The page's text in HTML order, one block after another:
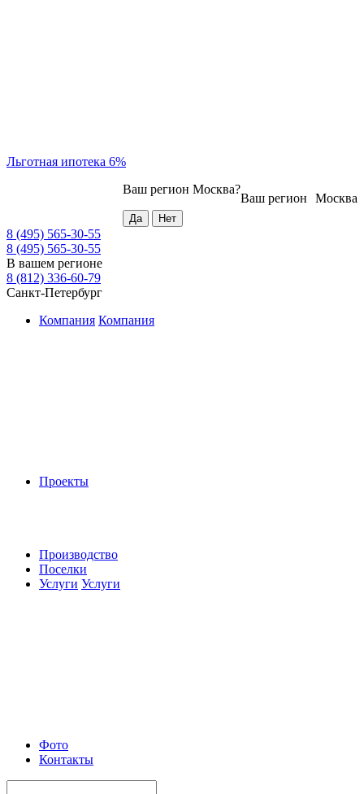
Льготная ипотека 6%
Москва
Ваш регион
Ваш регион Москва?
8 (495) 565-30-55
8 (495) 565-30-55
В вашем регионе
8 (812) 336-60-79
Санкт-Петербург
Компания Компания
Проекты
Производство
Поселки
Услуги Услуги
Фото
Контакты